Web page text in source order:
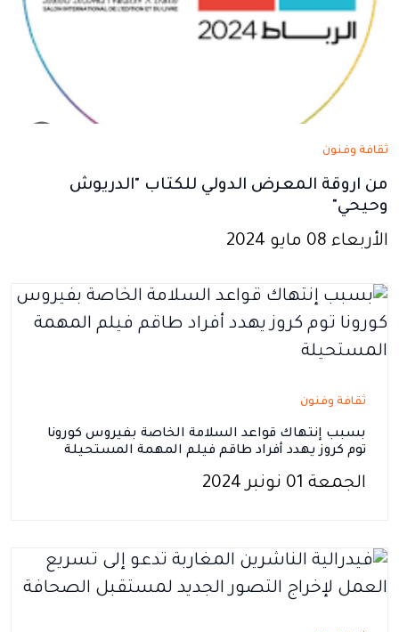
ثقافة وفنون
من اروقة المعرض الدولي للكتاب "الدريوش
وحيحي"
الأربعاء 08 مايو 2024
ثقافة وفنون
بسبب إنتهاك قواعد السلامة الخاصة بفيروس كورونا
توم كروز يهدد أفراد طاقم فيلم المهمة المستحيلة
الجمعة 01 نونبر 2024